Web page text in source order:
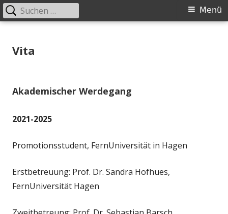
zum
Primäres
Menü
Suchen
nach:
Vita
Akademischer Werdegang
2021-2025
Promotionsstudent, FernUniversität in Hagen
Erstbetreuung: Prof. Dr. Sandra Hofhues,
FernUniversität Hagen